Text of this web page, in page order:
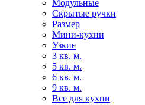
Модульные
Скрытые ручки
Размер
Мини-кухни
Узкие
3 кв. м.
5 кв. м.
6 кв. м.
9 кв. м.
Все для кухни